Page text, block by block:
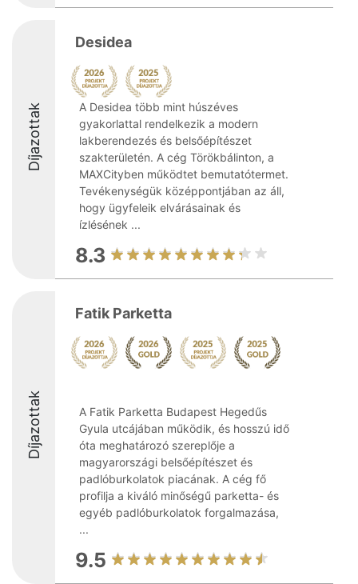
Díjazottak
Desidea
A Desidea több mint húszéves
gyakorlattal rendelkezik a modern
lakberendezés és belsőépítészet
szakterületén. A cég Törökbálinton, a
MAXCityben működtet bemutatótermet.
Tevékenységük középpontjában az áll,
hogy ügyfeleik elvárásainak és
ízlésének ...
8.3
Díjazottak
Fatik Parketta
A Fatik Parketta Budapest Hegedűs
Gyula utcájában működik, és hosszú idő
óta meghatározó szereplője a
magyarországi belsőépítészet és
padlóburkolatok piacának. A cég fő
profilja a kiváló minőségű parketta- és
egyéb padlóburkolatok forgalmazása,
...
9.5